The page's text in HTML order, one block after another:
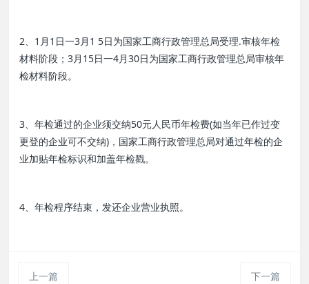
2、1月1日一3月1 5日为国家工商行政管理总局受理.审核年检
材料阶段；3月15日一4月30日为国家工商行政管理总局审核年
检材料阶段。
3、年检通过的企业须交纳50元人民币年检费(如当年已作过变
更登的企业可不交纳)，国家工商行政管理总局对通过年检的企
业加贴年检标识和加盖年检戳。
4、年检程序结束，发还企业营业执照。
上一篇 下一篇